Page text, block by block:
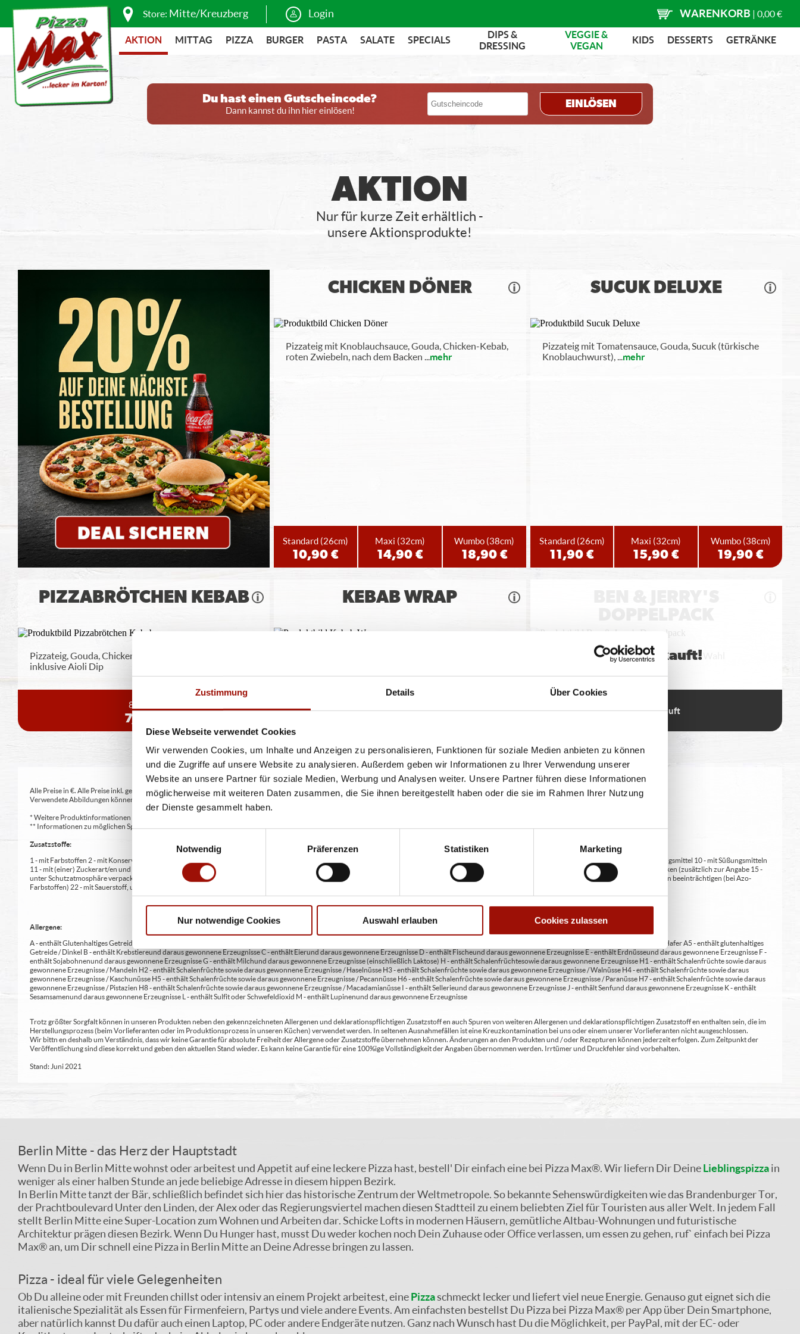
Zustimmung Details Über Cookies
Diese Webseite verwendet Cookies
Wir verwenden Cookies, um Inhalte und Anzeigen zu personalisieren, Funktionen für soziale Medien anbieten zu können
und die Zugriffe auf unsere Website zu analysieren. Außerdem geben wir Informationen zu Ihrer Verwendung unserer
Website an unsere Partner für soziale Medien, Werbung und Analysen weiter. Unsere Partner führen diese Informationen
möglicherweise mit weiteren Daten zusammen, die Sie ihnen bereitgestellt haben oder die sie im Rahmen Ihrer Nutzung
der Dienste gesammelt haben.
Notwendig
Präferenzen Statistiken Marketing
Nur notwendige Cookies Auswahl erlauben Cookies zulassen
Store: Mitte/Kreuzberg Login WARENKORB | 0,00 €
AKTION MITTAG PIZZA BURGER PASTA SALATE SPECIALS
DIPS &
DRESSING
VEGGIE &
VEGAN
KIDS DESSERTS GETRÄNKE
Du hast einen Gutscheincode?
Dann kannst du ihn hier einlösen!
EINLÖSEN
AKTION
Nur für kurze Zeit erhältlich -
unsere Aktionsprodukte!
CHICKEN DÖNER
Pizzateig mit Knoblauchsauce, Gouda, Chicken-Kebab,
roten Zwiebeln, nach dem Backen ...mehr
Standard (26cm)
10,90 €
Maxi (32cm)
14,90 €
Wumbo (38cm)
18,90 €
SUCUK DELUXE
Pizzateig mit Tomatensauce, Gouda, Sucuk (türkische
Knoblauchwurst),...mehr
Standard (26cm)
11,90 €
Maxi (32cm)
15,90 €
Wumbo (38cm)
19,90 €
PIZZABRÖTCHEN KEBAB
Pizzateig, Gouda, Chicken-Kebab, rote Zwiebeln,
inklusive Aioli Dip
8 Stück
7,49 €
KEBAB WRAP
6,90 €
Bestelle zwei Ben & Jerrys Pints Deiner Wahl
2x465ml
12,99 €
Ausverkauft!
Alle Preise in €. Alle Preise inkl. gesetzl. MwSt. Alle Angaben zu Grammaturen oder Durchmessern, bspw. der Pizzen sind circa-Angaben und können durch die Zubereitung geringfügig variieren.
Verwendete Abbildungen können von den tatsächlich gelieferten Produkten abweichen. Wir liefern innerhalb von ca. 30 Minuten.
* Weitere Produktinformationen zu vorverpackten Lebensmitteln finden Sie unter www.pizzamax.de/produktinformationen
** Informationen zu möglichen Spuren von Allergenen seitens unsere Hersteller finden Sie unter www.pizzamax.de/produktinformationen
Zusatzstoffe:
1 - mit Farbstoffen 2 - mit Konservierungsmittel 3 - mit Antioxidationsmittel 4 - mit Geschmacksverstärker 5 - geschwefelt 6 - geschwärzt 7 - gewachst 8 - mit Phosphat/en (bei Fleischerzeugnissen) 9 - mit Süßungsmittel 10 - mit Süßungsmitteln
11 - mit (einer) Zuckerart/en und Süßungsmittel/n 12 - nur bei Tafelsüßen zusätzlich zur Angabe 13 - enthält eine Phenylalaninquelle (zusätzlich zur Angabe 14 - kann bei übermäßigem Verzehr abführend wirken (zusätzlich zur Angabe 15 -
unter Schutzatmosphäre verpackt 16 - chininhaltig 17 - koffeinhaltig 18 - mit Milcheiweiß (bei Fleischerzeugnissen) 19 - mit Säuerungsmitteln 20 - mit Taurin 21 - kann Aktivität und Aufmerksamkeit bei Kindern beeinträchtigen (bei Azo-
Farbstoffen) 22 - mit Sauerstoff, unter Hochdruck, farbstabilisierend (bei Frischfleisch) 23 - mit Nitritpökelsalz 24 - enthält Alkohol 25 - mit Stabilisatoren 26 - mit Verdickunsmittel
Allergene:
A - enthält Glutenhaltiges Getreide A1 - enthält glutenhaltiges Getreide / Weizen A2 - enthält glutenhaltiges Getreide / Roggen A3 - enthält glutenhaltiges Getreide / Gerste A4 - enthält glutenhaltiges Getreide / Hafer A5 - enthält glutenhaltiges
Getreide / Dinkel B - enthält Krebstiere und daraus gewonnene Erzeugnisse C - enthält Eier und daraus gewonnene Erzeugnisse D - enthält Fische und daraus gewonnene Erzeugnisse E - enthält Erdnüsse und daraus gewonnene Erzeugnisse F -
enthält Sojabohnen und daraus gewonnene Erzeugnisse G - enthält Milch und daraus gewonnene Erzeugnisse (einschließlich Laktose) H - enthält Schalenfrüchte sowie daraus gewonnene Erzeugnisse H1 - enthält Schalenfrüchte sowie daraus
gewonnene Erzeugnisse / Mandeln H2 - enthält Schalenfrüchte sowie daraus gewonnene Erzeugnisse / Haselnüsse H3 - enthält Schalenfrüchte sowie daraus gewonnene Erzeugnisse / Walnüsse H4 - enthält Schalenfrüchte sowie daraus
gewonnene Erzeugnisse / Kaschunüsse H5 - enthält Schalenfrüchte sowie daraus gewonnene Erzeugnisse / Pecannüsse H6 - enthält Schalenfrüchte sowie daraus gewonnene Erzeugnisse / Paranüsse H7 - enthält Schalenfrüchte sowie daraus
gewonnene Erzeugnisse / Pistazien H8 - enthält Schalenfrüchte sowie daraus gewonnene Erzeugnisse / Macadamianüsse I - enthält Sellerie und daraus gewonnene Erzeugnisse J - enthält Senf und daraus gewonnene Erzeugnisse K - enthält
Sesamsamen und daraus gewonnene Erzeugnisse L - enthält Sulfit oder Schwefeldioxid M - enthält Lupinen und daraus gewonnene Erzeugnisse
Trotz größter Sorgfalt können in unseren Produkten neben den gekennzeichneten Allergenen und deklarationspflichtigen Zusatzstoff en auch Spuren von weiteren Allergenen und deklarationspflichtigen Zusatzstoff en enthalten sein, die im
Herstellungsprozess (beim Vorlieferanten oder im Produktionsprozess in unseren Küchen) verwendet werden. In seltenen Ausnahmefällen ist eine Kreuzkontamination bei uns oder einem unserer Vorlieferanten nicht ausgeschlossen.
Wir bittn en deshalb um Verständnis, dass wir keine Garantie für absolute Freiheit der Allergene oder Zusatzstoffe übernehmen können. Änderungen an den Produkten und / oder Rezepturen können jederzeit erfolgen. Zum Zeitpunkt der
Veröffentlichung sind diese korrekt und geben den aktuellen Stand wieder. Es kann keine Garantie für eine 100%ige Vollständigkeit der Angaben übernommen werden. Irrtümer und Druckfehler sind vorbehalten.
Stand: Juni 2021
Berlin Mitte - das Herz der Hauptstadt
Wenn Du in Berlin Mitte wohnst oder arbeitest und Appetit auf eine leckere Pizza hast, bestell' Dir einfach eine bei Pizza Max®. Wir liefern Dir DeineLieblingspizzain
weniger als einer halben Stunde an jede beliebige Adresse in diesem hippen Bezirk.
In Berlin Mitte tanzt der Bär, schließlich befindet sich hier das historische Zentrum der Weltmetropole. So bekannte Sehenswürdigkeiten wie das Brandenburger Tor,
der Prachtboulevard Unter den Linden, der Alex oder das Regierungsviertel machen diesen Stadtteil zu einem beliebten Ziel für Touristen aus aller Welt. In jedem Fall
stellt Berlin Mitte eine Super-Location zum Wohnen und Arbeiten dar. Schicke Lofts in modernen Häusern, gemütliche Altbau-Wohnungen und futuristische
Architektur prägen diesen Bezirk. Wenn Du Hunger hast, musst Du weder kochen noch Dein Zuhause oder Office verlassen, um essen zu gehen, ruf` einfach bei Pizza
Max® an, um Dir schnell eine Pizza in Berlin Mitte an Deine Adresse bringen zu lassen.
Pizza - ideal für viele Gelegenheiten
Ob Du alleine oder mit Freunden chillst oder intensiv an einem Projekt arbeitest, einePizzaschmeckt lecker und liefert viel neue Energie. Genauso gut eignet sich die
italienische Spezialität als Essen für Firmenfeiern, Partys und viele andere Events. Am einfachsten bestellst Du Pizza bei Pizza Max® per App über Dein Smartphone,
aber natürlich kannst Du dafür auch einen Laptop, PC oder andere Endgeräte nutzen. Ganz nach Wunsch hast Du die Möglichkeit, per PayPal, mit der EC- oder